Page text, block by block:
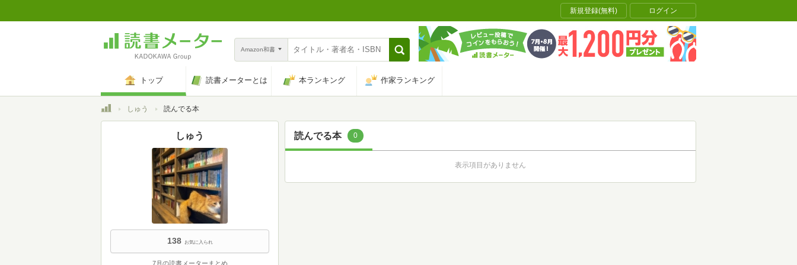
新規登録(無料) ログイン
Amazon和書
トップ 読書メーターとは 本ランキング 作家ランキング
トップしゅう 読んでる本
読んでる本 0
表示項目がありません
しゅう
138 お気に入られ
7月の読書メーターまとめ